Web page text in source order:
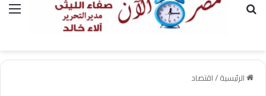
بحث عن
الرئيسية/اقتصاد